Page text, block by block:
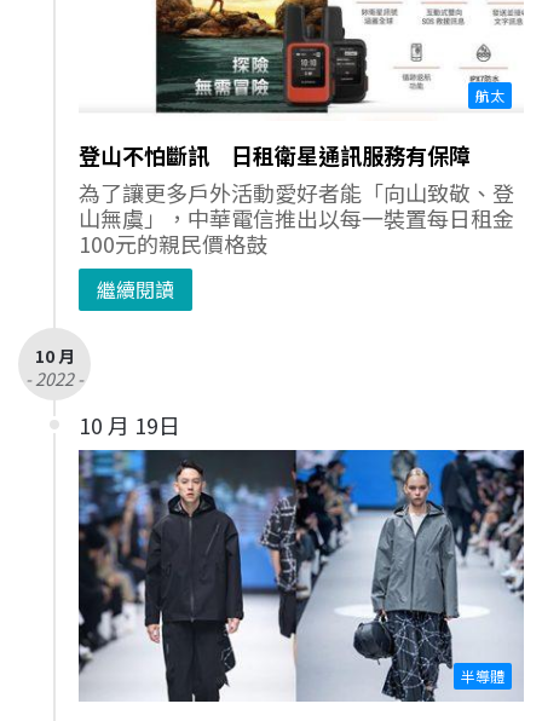
航太
登山不怕斷訊 日租衛星通訊服務有保障
為了讓更多戶外活動愛好者能「向山致敬、登
山無虞」，中華電信推出以每一裝置每日租金
100元的親民價格鼓
繼續閱讀
10 月
- 2022 -
10 月 19日
半導體